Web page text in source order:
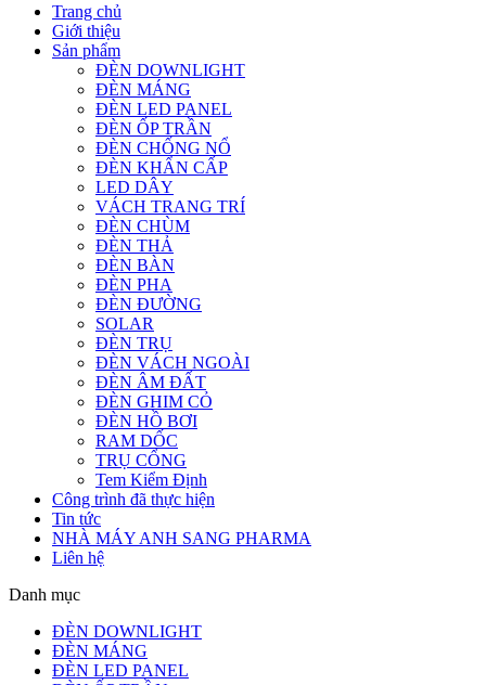
Trang chủ
Giới thiệu
Sản phẩm
ĐÈN DOWNLIGHT
ĐÈN MÁNG
ĐÈN LED PANEL
ĐÈN ỐP TRẦN
ĐÈN CHỐNG NỔ
ĐÈN KHẨN CẤP
LED DÂY
VÁCH TRANG TRÍ
ĐÈN CHÙM
ĐÈN THẢ
ĐÈN BÀN
ĐÈN PHA
ĐÈN ĐƯỜNG
SOLAR
ĐÈN TRỤ
ĐÈN VÁCH NGOÀI
ĐÈN ÂM ĐẤT
ĐÈN GHIM CỎ
ĐÈN HỒ BƠI
RAM DỐC
TRỤ CỔNG
Tem Kiểm Định
Công trình đã thực hiện
Tin tức
NHÀ MÁY ANH SANG PHARMA
Liên hệ
Danh mục
ĐÈN DOWNLIGHT
ĐÈN MÁNG
ĐÈN LED PANEL